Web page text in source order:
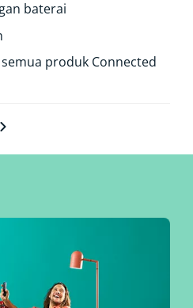
baterai
produk Connected